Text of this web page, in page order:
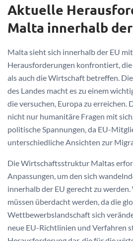
Aktuelle
Malta innerhalb der
Malta sieht sich innerhalb der EU
Herausforderungen konfrontiert,
als auch die Wirtschaft betreffen.
des Landes macht es zu einem
die versuchen, Europa zu erreichen.
nicht nur humanitäre Fragen mit
politische Spannungen, da EU-
unterschiedliche Ansichten zur
Die Wirtschaftsstruktur Maltas
Anpassungen, um den sich
innerhalb der EU gerecht zu
müssen überdacht werden, da die
Wettbewerbslandschaft sich
neue EU-Richtlinien und Verfahren